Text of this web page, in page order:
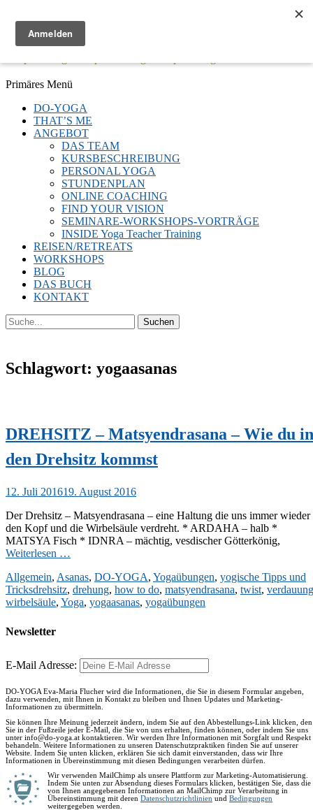
Menü
Facebook
Twitter
E-
LinkedIn
YouTube
Instagram
Primäres Menü
Zum
Inhalt
springen
DO-YOGA
THAT’S ME
ANGEBOT
DAS TEAM
KURSBESCHREIBUNG
PERSONAL YOGA
STUNDENPLAN
ONLINE COACHING
FIND YOUR VISION
SEMINARE-WORKSHOPS-VORTRÄGE
INSIDE Yoga Teacher Training
REISEN/RETREATS
WORKSHOPS
BLOG
DAS BUCH
KONTAKT
Suchen
Suchen
nach:
Schlagwort: yogaasanas
DREHSITZ – Matsyendrasana – Wie du in
den Drehsitz kommst
Veröffentlicht
12. Juli 201619. August 2016
Der Drehsitz – Matsyendrasana – eine Haltung die uns immer wieder
den Kopf und die Wirbelsäule verdreht. * ARDAHA – halb *
MATSYA Fisch * IDNRA – mächtig, vesdischer Götterkönig,
Weiterlesen …
Kategorien
Allgemein, Asanas, DO-YOGA, Yogaübungen, yogische Tipps und
TricksSchlagworte
drehsitz, drehung, how to do, matsyendrasana, twist, verdauung
wirbelsäule, Yoga, yogaasanas, yogaübungen
Newsletter
E-Mail Adresse:
DO-YOGA Eva-Maria Flucher wird die Informationen, die Sie in diesem Formular angeben,
dazu verwenden, mit Ihnen in Kontakt zu bleiben und Ihnen Updates und Marketing-
Informationen zu übermitteln.
Sie können Ihre Meinung jederzeit ändern, indem Sie auf den Abbestellungs-Link klicken, den
Sie in der Fußzeile jeder E-Mail, die Sie von uns erhalten, finden können, oder indem Sie uns
unter info@do-yoga.at kontaktieren. Wir werden Ihre Informationen mit Sorgfalt und Respekt
behandeln. Weitere Informationen zu unseren Datenschutzpraktiken finden Sie auf unserer
Website. Indem Sie unten klicken, erklären Sie sich damit einverstanden, dass wir Ihre
Informationen in Übereinstimmung mit diesen Bedingungen verarbeiten dürfen.
Wir verwenden MailChimp als unsere Plattform zur Marketing-Automatisierung.
Indem Sie unten zur Absendung dieses Formulars klicken, bestätigen Sie, dass die
von Ihnen angegebenen Informationen an MailChimp zur Verarbeitung in
Übereinstimmung mit deren Datenschutzrichtlinien und Bedingungen
weitergegeben werden.